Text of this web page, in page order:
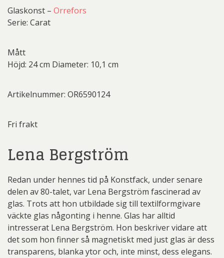
Glaskonst – Orrefors
Serie: Carat
Mått
Höjd: 24 cm Diameter: 10,1 cm
Artikelnummer: OR6590124
Fri frakt
Lena Bergström
Redan under hennes tid på Konstfack, under senare
delen av 80-talet, var Lena Bergström fascinerad av
glas. Trots att hon utbildade sig till textilformgivare
väckte glas någonting i henne. Glas har alltid
intresserat Lena Bergström. Hon beskriver vidare att
det som hon finner så magnetiskt med just glas är dess
transparens, blanka ytor och, inte minst, dess elegans.